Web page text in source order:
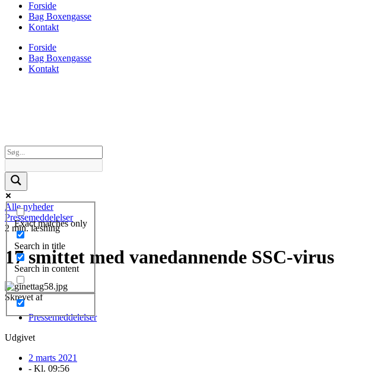
Forside
Bag Boxengasse
Kontakt
Forside
Bag Boxengasse
Kontakt
Exact matches only
Search in title
Search in content
Alle nyheder
Pressemeddelelser
2 min. læsning
17 smittet med vanedannende SSC-virus
Skrevet af
Pressemeddelelser
Udgivet
2 marts 2021
- Kl. 09:56